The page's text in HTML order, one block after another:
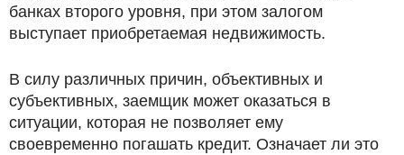
банках второго уровня, при этом залогом
выступает приобретаемая недвижимость.
В силу различных причин, объективных и
субъективных, заемщик может оказаться в
ситуации, которая не позволяет ему
своевременно погашать кредит. Означает ли это